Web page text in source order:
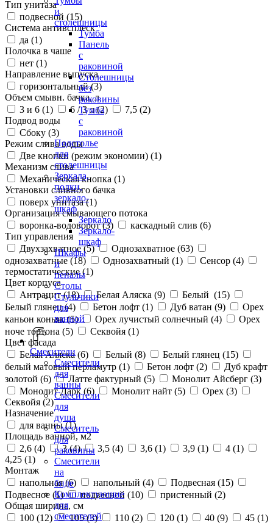
и
столешницы
Тумба
Панель
с
раковиной
Столешницы
без
раковины
Тумба
с
раковиной
Подстолье
для
столешницы
Зеркала,
полки,
зеркало-
шкаф
Зеркало
Зеркало-
шкаф
Шкафы
и
пеналы
Столы
Стульчики
для
ванной
Смесители
Смесители
для
ванны
Смесители
для
душа
Смеситель
для
раковины
Смесители
на
биде
Комплектующие
для
смесителей
Тип унитаза
подвесной (15)
Система антивсплеск
да (1)
Полочка в чаше
нет (1)
Направление выпуска
горизонтальный (3)
Объем смывн. бачка, л
3 и 6 (1) 6 / 3 л (2) 7,5 (2)
Подвод воды
Сбоку (3)
Режим слива воды
Две кнопки (режим экономии) (1)
Механизм слива
Механическая кнопка (1)
Установки сливного бачка
поверх унитаза (1)
Организация смывающего потока
воронка-водоворот (3) каскадный слив (6)
Тип управления
Двухзахватное (5) Однозахватное (63)
однозахватные (18) Однозахватный (1) Сенсор (4)
термостатические (1)
Цвет корпуса
Антрацит (18) Белая Аляска (9) Белый (15)
Белый глянец (4) Бетон лофт (1) Дуб ватан (9)
Орех
каньон коньяк (5) Орех лучистый солнечный (4)
Орех
ноче тортона (5) Секвойя (1)
Цвет фасада
Белая Аляска (6) Белый (8) Белый глянец (15)
белый матовый перламутр (1) Бетон лофт (2)
Дуб крафт
золотой (6) Латте фактурный (5) Монолит Айсберг (3)
Монолит Дарк (6) Монолит найт (5) Орех (3)
Секвойя (2)
Назначение
для ванны (1)
Площадь ванной, м2
2,6 (4) 3 (4) 3,5 (4) 3,6 (1) 3,9 (1) 4 (1)
4,25 (1)
Монтаж
напольная (6) напольный (4) Подвесная (15)
Подвесное (1) подвесной (10) пристенный (2)
Общая ширина, см
100 (12) 105 (3) 110 (2) 120 (1) 40 (9) 45 (1)